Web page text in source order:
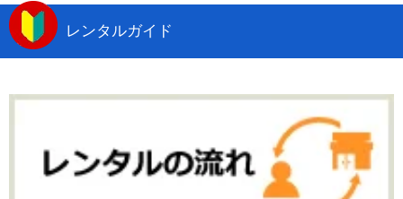
レンタルガイド